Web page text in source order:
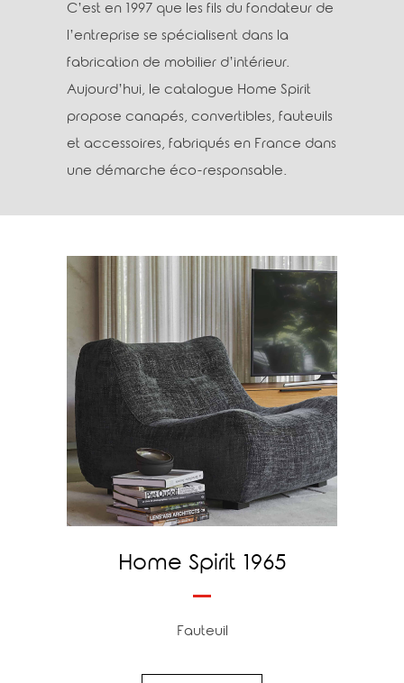
C’est en 1997 que les fils du fondateur de
l’entreprise se spécialisent dans la
fabrication de mobilier d’intérieur.
Aujourd’hui, le catalogue Home Spirit
propose canapés, convertibles, fauteuils
et accessoires, fabriqués en France dans
une démarche éco-responsable.
Home Spirit 1965
Fauteuil